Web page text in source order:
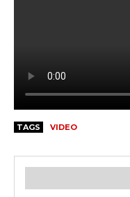
TAGS VIDEO